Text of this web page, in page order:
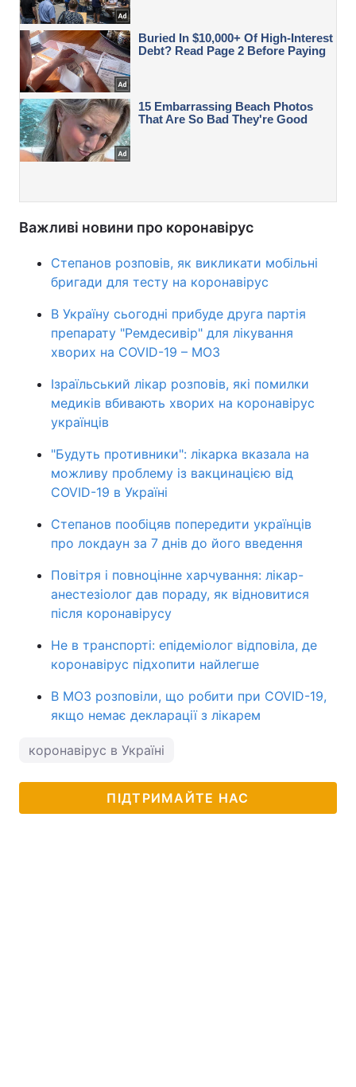
Важливі новини про коронавірус
Степанов розповів, як викликати мобільні
бригади для тесту на коронавірус
В Україну сьогодні прибуде друга партія
препарату "Ремдесивір" для лікування
хворих на COVID-19 – МОЗ
Ізраїльський лікар розповів, які помилки
медиків вбивають хворих на коронавірус
українців
"Будуть противники": лікарка вказала на
можливу проблему із вакцинацією від
COVID-19 в Україні
Степанов пообіцяв попередити українців
про локдаун за 7 днів до його введення
Повітря і повноцінне харчування: лікар-
анестезіолог дав пораду, як відновитися
після коронавірусу
Не в транспорті: епідеміолог відповіла, де
коронавірус підхопити найлегше
В МОЗ розповіли, що робити при COVID-19,
якщо немає декларації з лікарем
коронавірус в Україні
ПІДТРИМАЙТЕ НАС